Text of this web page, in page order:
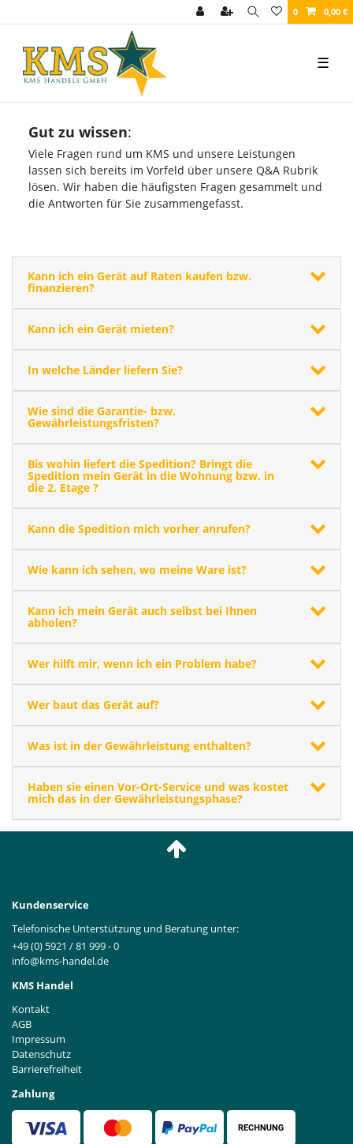
0 0,00 €
☰
Gut zu wissen:
Viele Fragen rund um KMS und unsere Leistungen
lassen sich bereits im Vorfeld über unsere Q&A Rubrik
lösen. Wir haben die häufigsten Fragen gesammelt und
die Antworten für Sie zusammengefasst.
Kann ich ein Gerät auf Raten kaufen bzw.
finanzieren?
Kann ich ein Gerät mieten?
In welche Länder liefern Sie?
Wie sind die Garantie- bzw.
Gewährleistungsfristen?
Bis wohin liefert die Spedition? Bringt die
Spedition mein Gerät in die Wohnung bzw. in
die 2. Etage ?
Kann die Spedition mich vorher anrufen?
Wie kann ich sehen, wo meine Ware ist?
Kann ich mein Gerät auch selbst bei Ihnen
abholen?
Wer hilft mir, wenn ich ein Problem habe?
Wer baut das Gerät auf?
Was ist in der Gewährleistung enthalten?
Haben sie einen Vor-Ort-Service und was kostet
mich das in der Gewährleistungsphase?
Kundenservice
Telefonische Unterstützung und Beratung unter:
+49 (0) 5921 / 81 999 - 0
info@kms-handel.de
KMS Handel
Kontakt
AGB
Impressum
Datenschutz
Barrierefreiheit
Zahlung